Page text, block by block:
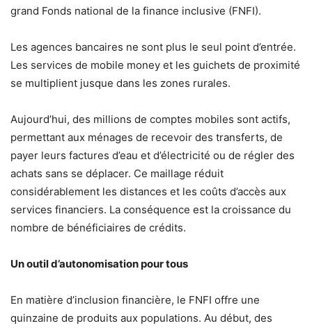
grand Fonds national de la finance inclusive (FNFI).
Les agences bancaires ne sont plus le seul point d’entrée.
Les services de mobile money et les guichets de proximité
se multiplient jusque dans les zones rurales.
Aujourd’hui, des millions de comptes mobiles sont actifs,
permettant aux ménages de recevoir des transferts, de
payer leurs factures d’eau et d’électricité ou de régler des
achats sans se déplacer. Ce maillage réduit
considérablement les distances et les coûts d’accès aux
services financiers. La conséquence est la croissance du
nombre de bénéficiaires de crédits.
Un outil d’autonomisation pour tous
En matière d’inclusion financière, le FNFI offre une
quinzaine de produits aux populations. Au début, des